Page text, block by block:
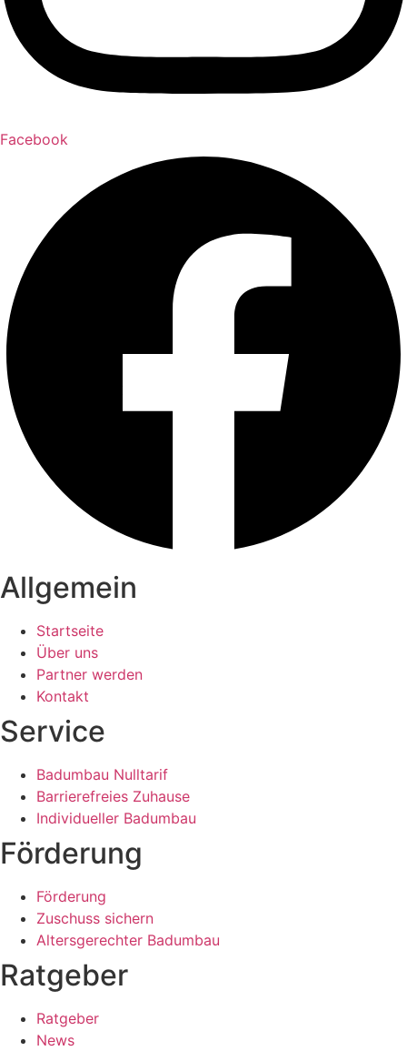
Facebook
Allgemein
Startseite
Über uns
Partner werden
Kontakt
Service
Badumbau Nulltarif
Barrierefreies Zuhause
Individueller Badumbau
Förderung
Förderung
Zuschuss sichern
Altersgerechter Badumbau
Ratgeber
Ratgeber
News